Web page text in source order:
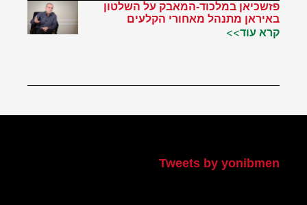
פזשכיאן במלכוד-המאבק על השלטון
באיראן מתנהל מאחורי הקלעים
קרא עוד>>
Tweets by yonibmen